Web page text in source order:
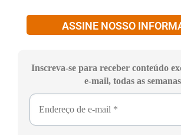
ASSINE NOSSO
Inscreva-se para receber conteúdo
e-mail, todas as